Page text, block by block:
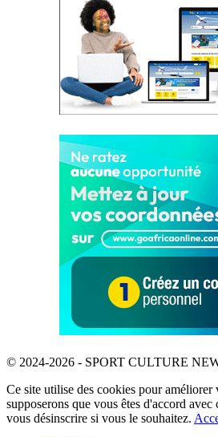
© 2024-2026 - SPORT CULTURE
Ce site utilise des cookies pour améliorer
supposerons que vous êtes d'accord
vous désinscrire si vous le souhaitez.